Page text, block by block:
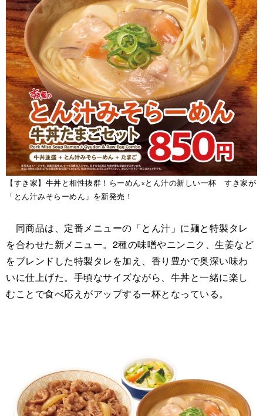
【すき家】牛丼と相性抜群！らーめん×とん汁の新しい一杯 すき家が
「とん汁みそらーめん」を新発売！
同商品は、定番メニューの「とん汁」に麺と特製タレ
を合わせた新メニュー。2種の味噌やニンニク、生姜など
をブレンドした特製タレを加え、香り豊かで奥深い味わ
いに仕上げた。手頃なサイズながら、牛丼と一緒に楽し
むことで食べ応えがアップする一杯となっている。